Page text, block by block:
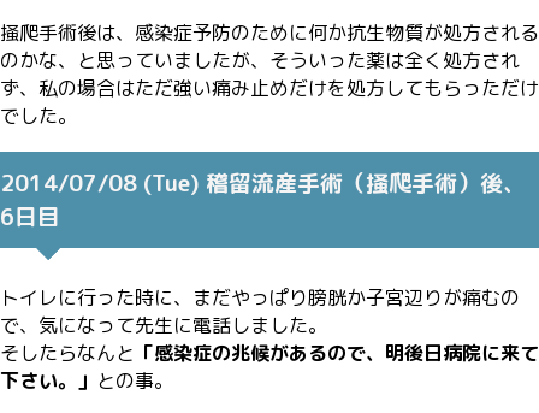
掻爬手術後は、感染症予防のために何か抗生物質が処方される
のかな、と思っていましたが、そういった薬は全く処方され
ず、私の場合はただ強い痛み止めだけを処方してもらっただけ
でした。
2014/07/08 (Tue) 稽留流産手術（掻爬手術）後、
6日目
トイレに行った時に、まだやっぱり膀胱か子宮辺りが痛むの
で、気になって先生に電話しました。
そしたらなんと 「感染症の兆候があるので、明後日病院に来て
下さい。」 との事。